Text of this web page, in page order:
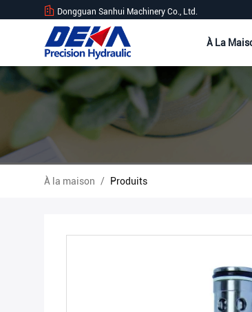
Dongguan Sanhui Machinery Co., Ltd.
À La
À la maison / Produits